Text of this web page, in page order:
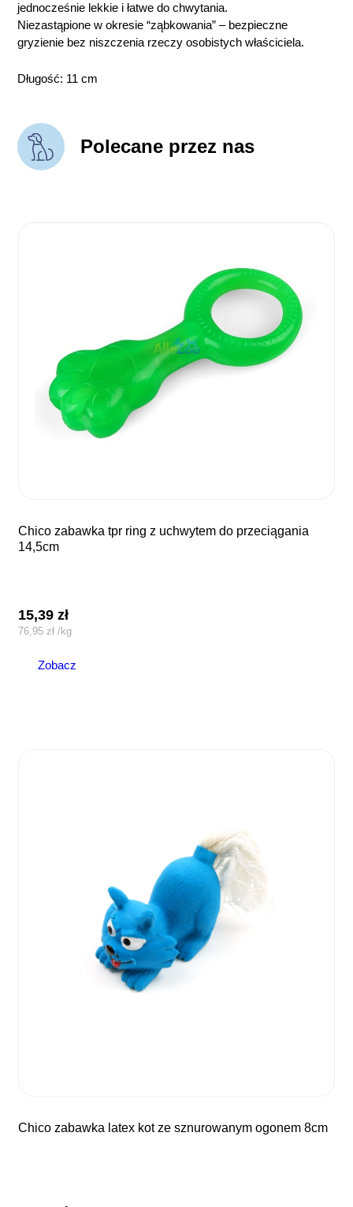
jednocześnie lekkie i łatwe do chwytania.
Niezastąpione w okresie “ząbkowania” – bezpieczne
gryzienie bez niszczenia rzeczy osobistych właściciela.
Długość: 11 cm
Polecane przez nas
chico zabawka tpr ring z uchwytem do przeciągania
14,5cm
15,39zł
76,95 zł /kg
Zobacz
chico zabawka latex kot ze sznurowanym ogonem 8cm